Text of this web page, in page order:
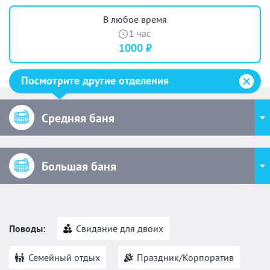
В любое время
1 час
1000 ₽
Посмотрите другие отделения
Средняя баня
Большая баня
Поводы: Свидание для двоих
Семейный отдых Праздник/Корпоратив